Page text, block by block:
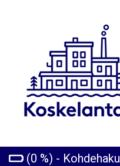
(0 %) - Kohdehaku